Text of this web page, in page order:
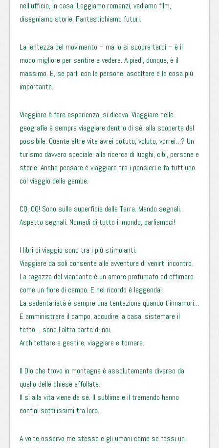
nell’ufficio, in casa. Leggiamo romanzi, vediamo film,
disegniamo storie. Fantastichiamo futuri.
La lentezza del movimento – ma lo si scopre tardi – è il
modo migliore per sentire e vedere. A piedi, dunque, è il
massimo. E, se parli con le persone, ascoltare è la cosa più
importante.
Viaggiare è fare esperienza, si diceva. Viaggiare nelle
geografie è sempre viaggiare dentro di sé: alla scoperta del
possibile. Quante altre vite avrei potuto, voluto, vorrei…? Un
turismo davvero speciale: alla ricerca di luoghi, cibi, persone e
storie. Anche pensare è viaggiare tra i pensieri e fa tutt’uno
col viaggio delle gambe.
CQ, CQ! Sono sulla superficie della Terra. Mando segnali.
Aspetto segnali. Nomadi di tutto il mondo, parliamoci!
I libri di viaggio sono tra i più stimolanti.
Viaggiare da soli consente alle avventure di venirti incontro.
La ragazza del viandante è un amore profumato ed effimero
come un fiore di campo. E nel ricordo è leggenda!
La sedentarietà è sempre una tentazione quando t’innamori…
E amministrare il campo, accudire la casa, sistemare il
tetto… sono l’altra parte di noi.
Architettare e gestire, viaggiare e tornare.
Il Dio che trovo in montagna è assolutamente diverso da
quello delle chiese affollate.
Il sì alla vita viene da sé. Il sublime e il tremendo hanno
confini sottilissimi tra loro.
A volte osservo me stesso e gli umani come se fossi un